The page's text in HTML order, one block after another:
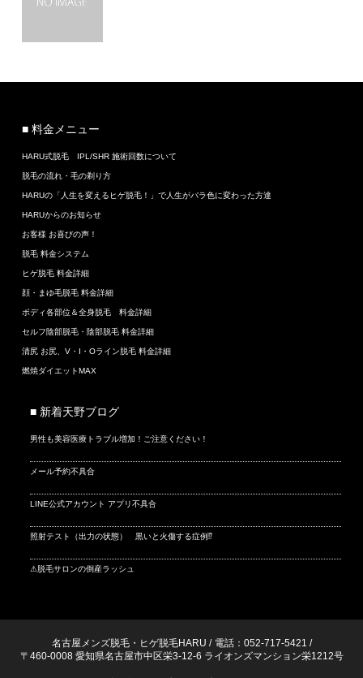
■ 料金メニュー
HARU式脱毛 IPL/SHR 施術回数について
脱毛の流れ・毛の剃り方
HARUの「人生を変えるヒゲ脱毛！」で人生がバラ色に変わった方達
HARUからのお知らせ
お客様 お喜びの声！
脱毛 料金システム
ヒゲ脱毛 料金詳細
顔・まゆ毛脱毛 料金詳細
ボディ各部位＆全身脱毛 料金詳細
セルフ陰部脱毛・陰部脱毛 料金詳細
清尻 お尻、V・I・Oライン脱毛 料金詳細
燃焼ダイエットMAX
■ 新着天野ブログ
男性も美容医療トラブル増加！ご注意ください！
メール予約不具合
LINE公式アカウント アプリ不具合
照射テスト（出力の状態） 黒いと火傷する症例⁉
⚠脱毛サロンの倒産ラッシュ
名古屋メンズ脱毛・ヒゲ脱毛HARU / 電話：052-717-5421 /
〒460-0008 愛知県名古屋市中区栄3-12-6 ライオンズマンション栄1212号